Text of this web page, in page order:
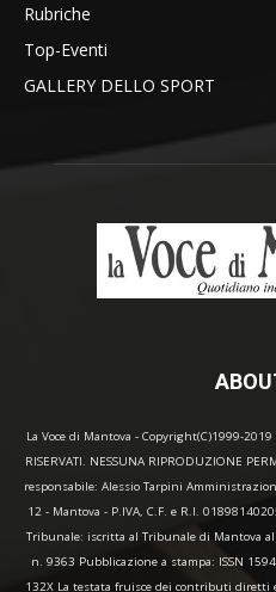
Rubriche
Top-Eventi
GALLERY DELLO SPORT
La Voce di Mantova - Copyright(C)1999-2019
RISERVATI. NESSUNA RIPRODUZIONE
responsabile: Alessio Tarpini
12 - Mantova - P.IVA, C.F. e R.I.
Tribunale: iscritta al Tribunale di Mantova
n. 9363 Pubblicazione a stampa: ISSN
132X La testata fruisce dei contributi diretti